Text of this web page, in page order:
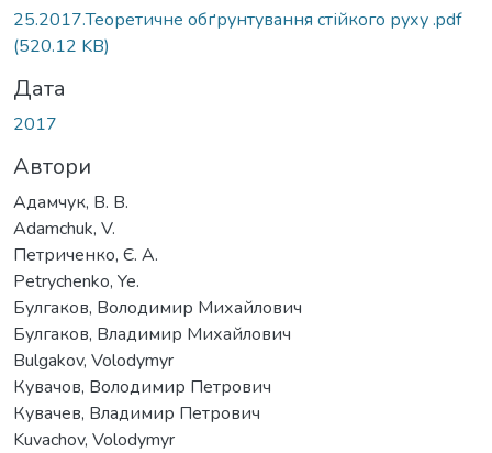
25.2017.Теоретичне обґрунтування стійкого руху .pdf
(520.12 KB)
Дата
2017
Автори
Адамчук, В. В.
Adamchuk, V.
Петриченко, Є. А.
Petrychenko, Ye.
Булгаков, Володимир Михайлович
Булгаков, Владимир Михайлович
Bulgakov, Volodymyr
Кувачов, Володимир Петрович
Кувачев, Владимир Петрович
Kuvachov, Volodymyr